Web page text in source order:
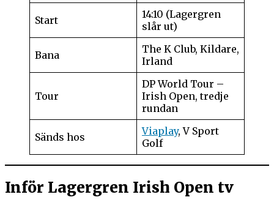
Start
14:10 (Lagergren
slår ut)
Bana
The K Club, Kildare,
Irland
Tour
DP World Tour –
Irish Open, tredje
rundan
Sänds hos Viaplay, V Sport
Golf
Inför Lagergren Irish Open tv